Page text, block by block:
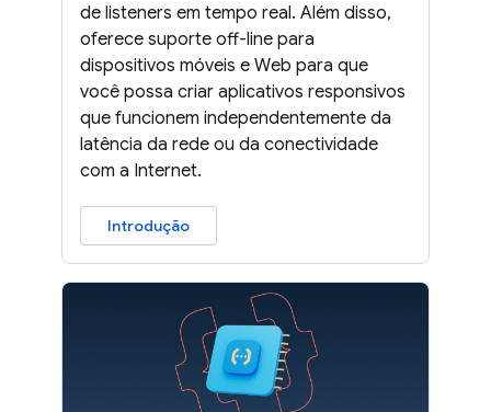
de listeners em tempo real. Além disso,
oferece suporte off-line para
dispositivos móveis e Web para que
você possa criar aplicativos responsivos
que funcionem independentemente da
latência da rede ou da conectividade
com a Internet.
Introdução